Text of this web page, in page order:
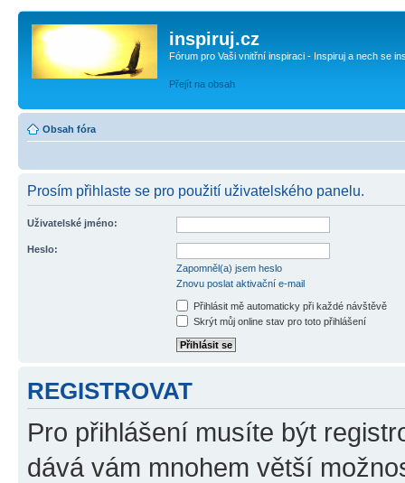
inspiruj.cz
Fórum pro Vaši vnitřní inspiraci - Inspiruj a nech se
Přejít na obsah
Obsah fóra
Prosím přihlaste se pro použití uživatelského panelu.
Uživatelské jméno:
Heslo:
Zapomněl(a) jsem heslo
Znovu poslat aktivační e-mail
Přihlásit mě automaticky při každé návštěvě
Skrýt můj online stav pro toto přihlášení
REGISTROVAT
Pro přihlášení musíte být
dává vám mnohem větší